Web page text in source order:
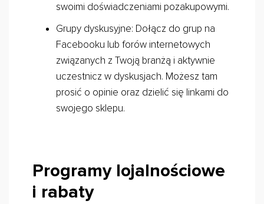
swoimi doświadczeniami pozakupowymi.
Grupy dyskusyjne: Dołącz do grup na
Facebooku lub forów internetowych
związanych z Twoją branżą i aktywnie
uczestnicz w dyskusjach. Możesz tam
prosić o opinie oraz dzielić się linkami do
swojego sklepu.
Programy lojalnościowe
i rabaty